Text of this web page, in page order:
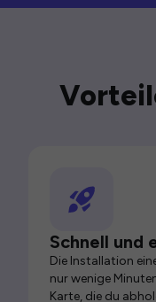
Schnell und
Die Installation
nur wenige
Karte, die du